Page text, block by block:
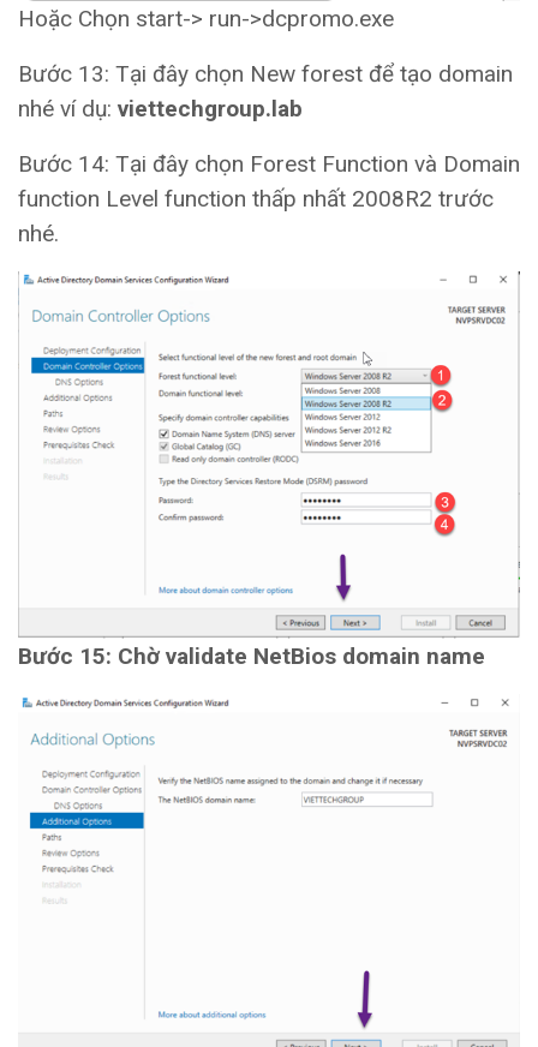
Hoặc Chọn start-> run->dcpromo.exe
Bước 13: Tại đây chọn New forest để tạo domain
nhé ví dụ: viettechgroup.lab
Bước 14: Tại đây chọn Forest Function và Domain
function Level function thấp nhất 2008R2 trước
nhé.
Bước 15: Chờ validate NetBios domain name